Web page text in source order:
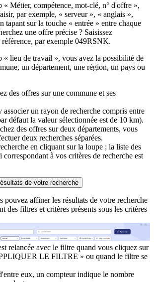
« Métier, compétence, mot-clé, n° d'offre »,
par exemple, « serveur », « anglais »,
tapant sur la touche « entrée » entre chaque
une offre précise ? Saisissez
référence, par exemple 049RSNK.
« lieu de travail », vous avez la possibilité de
un département, une région, un pays ou
des offres sur une commune et ses
associer un rayon de recherche compris entre
défaut la valeur sélectionnée est de 10 km).
des offres sur deux départements, vous
deux recherches séparées.
en cliquant sur la loupe ; la liste des
à vos critères de recherche est
de votre recherche
pouvez affiner les résultats de votre recherche
des filtres et critères présents sous les critères
relancée avec le filtre quand vous cliquez sur
LE FILTRE » ou quand le filtre se
eux, un compteur indique le nombre